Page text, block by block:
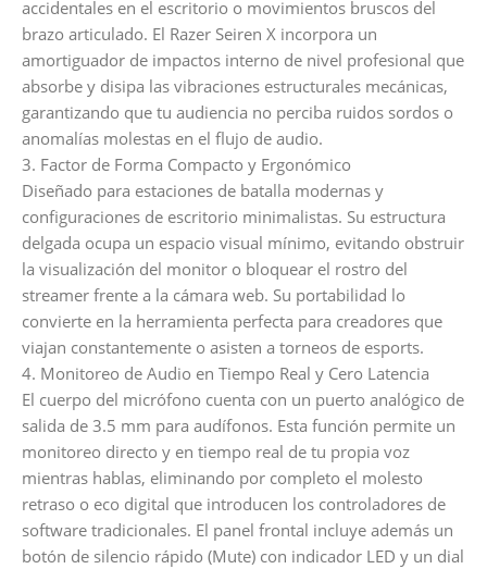
accidentales en el escritorio o movimientos bruscos del
brazo articulado. El Razer Seiren X incorpora un
amortiguador de impactos interno de nivel profesional que
absorbe y disipa las vibraciones estructurales mecánicas,
garantizando que tu audiencia no perciba ruidos sordos o
anomalías molestas en el flujo de audio.
3. Factor de Forma Compacto y Ergonómico
Diseñado para estaciones de batalla modernas y
configuraciones de escritorio minimalistas. Su estructura
delgada ocupa un espacio visual mínimo, evitando obstruir
la visualización del monitor o bloquear el rostro del
streamer frente a la cámara web. Su portabilidad lo
convierte en la herramienta perfecta para creadores que
viajan constantemente o asisten a torneos de esports.
4. Monitoreo de Audio en Tiempo Real y Cero Latencia
El cuerpo del micrófono cuenta con un puerto analógico de
salida de 3.5 mm para audífonos. Esta función permite un
monitoreo directo y en tiempo real de tu propia voz
mientras hablas, eliminando por completo el molesto
retraso o eco digital que introducen los controladores de
software tradicionales. El panel frontal incluye además un
botón de silencio rápido (Mute) con indicador LED y un dial